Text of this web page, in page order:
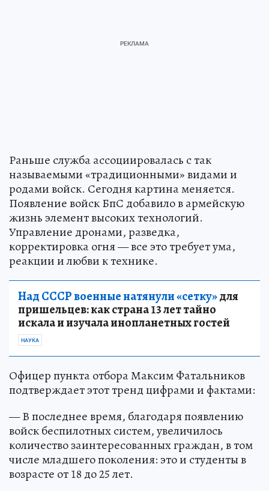
Раньше служба ассоциировалась с так
называемыми «традиционными» видами и
родами войск. Сегодня картина меняется.
Появление войск БпС добавило в армейскую
жизнь элемент высоких технологий.
Управление дронами, разведка,
корректировка огня — все это требует ума,
реакции и любви к технике.
Над СССР военные натянули «сетку»для
пришельцев: как страна 13 лет тайно
искала и изучала инопланетных гостей
НАУКА
Офицер пункта отбора Максим Фатальников
подтверждает этот тренд цифрами и фактами:
— В последнее время, благодаря появлению
войск беспилотных систем, увеличилось
количество заинтересованных граждан, в том
числе младшего поколения: это и студенты в
возрасте от 18 до 25 лет.